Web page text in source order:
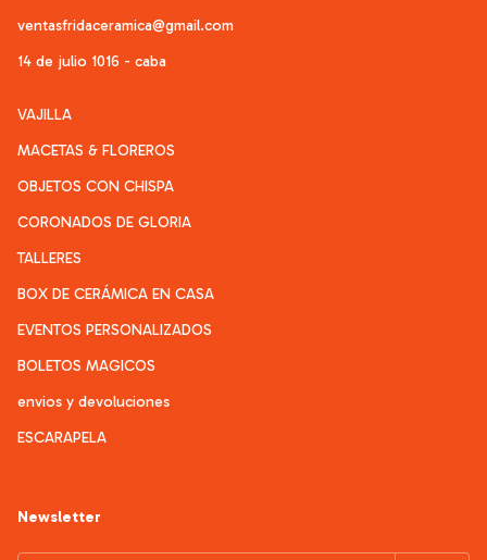
ventasfridaceramica@gmail.com
14 de julio 1016 - caba
VAJILLA
MACETAS & FLOREROS
OBJETOS CON CHISPA
CORONADOS DE GLORIA
TALLERES
BOX DE CERÁMICA EN CASA
EVENTOS PERSONALIZADOS
BOLETOS MAGICOS
envios y devoluciones
ESCARAPELA
Newsletter